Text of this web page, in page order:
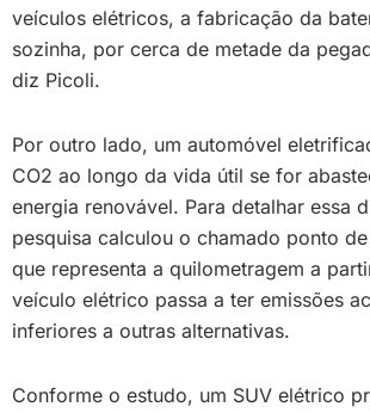
veículos elétricos, a fabricação da
sozinha, por cerca de metade da
diz Picoli.
Por outro lado, um automóvel
CO2 ao longo da vida útil se for
energia renovável. Para detalhar essa
pesquisa calculou o chamado ponto de
que representa a quilometragem a
veículo elétrico passa a ter emissões
inferiores a outras alternativas.
Conforme o estudo, um SUV elétrico